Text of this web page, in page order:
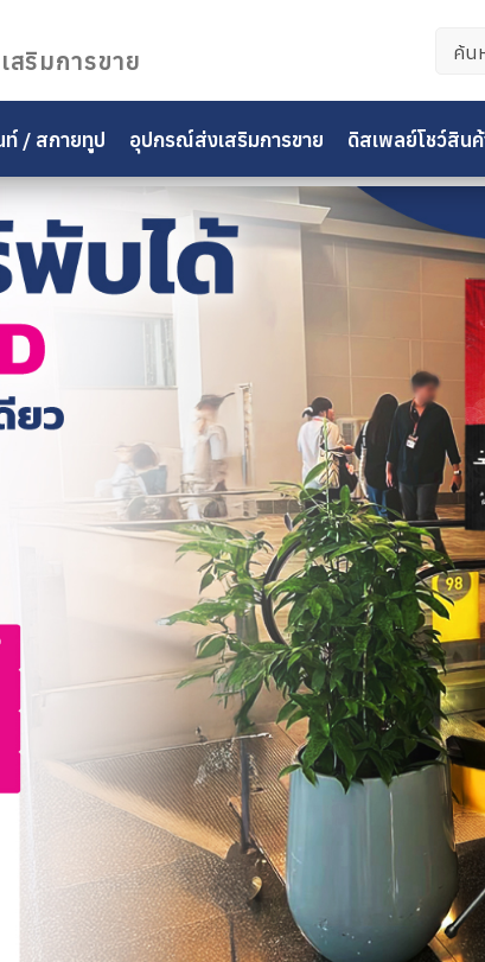
ริมการขาย สำห
ท์ / สกายทูป อุปกรณ์ส่งเสริมการขาย ดิสเพลย์โชว์สิน